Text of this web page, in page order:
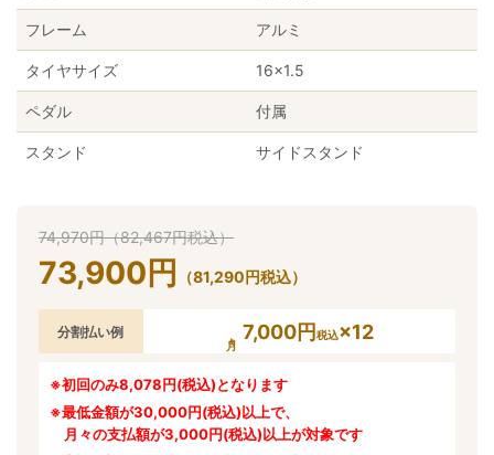
フレーム アルミ
タイヤサイズ 16×1.5
ペダル 付属
スタンド サイドスタンド
74,970円（82,467円税込）
73,900 円 （81,290円税込）
分割払い例 7,000円税込×12
※初回のみ8,078円(税込)となります
※最低金額が30,000円(税込)以上で、
月々の支払額が3,000円(税込)以上が対象です